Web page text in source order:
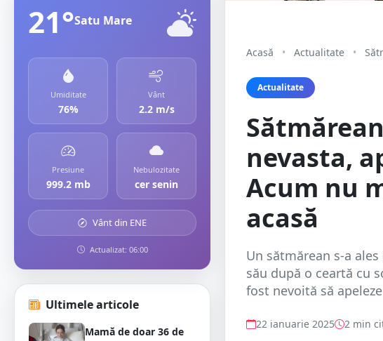
21°Satu Mare
Umiditate
76%
Vânt
2.2 m/s
Presiune
999.2 mb
Nebulozitate
cer senin
Vânt din ENE
Actualizat: 06:00
Ultimele articole
Mamă de doar 36 de
Acasă • Actualitate •
Actualitate
nevasta,
Acum nu
acasă
Un sătmărean s-a
său după o ceartă cu
fost nevoită să
22 ianuarie 2025 2 min